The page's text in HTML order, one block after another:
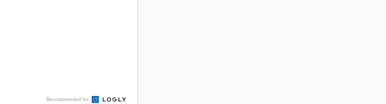
Recommended by